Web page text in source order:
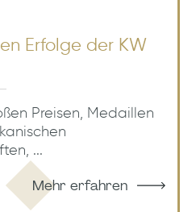
Erfolge der KW
Preisen, Medaillen
...
Mehr erfahren